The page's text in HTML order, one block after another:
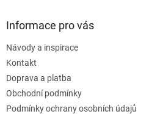
Informace pro vás
Návody a inspirace
Kontakt
Doprava a platba
Obchodní podmínky
Podmínky ochrany osobních údajů